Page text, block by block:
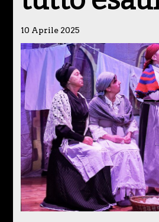
10 Aprile 2025